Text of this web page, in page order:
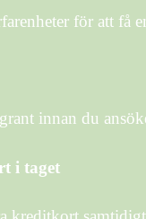
för att
innan du
i taget